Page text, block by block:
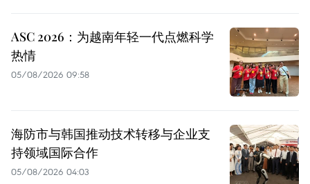
ASC 2026：为越南年轻一代点燃科学
热情
05/08/2026 09:58
海防市与韩国推动技术转移与企业支
持领域国际合作
05/08/2026 04:03